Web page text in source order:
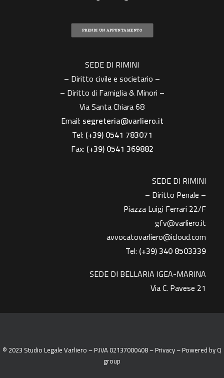
PRENDI UN APPUNTAMENTO
SEDE DI RIMINI
– Diritto civile e societario –
– Diritto di Famiglia & Minori –
Via Santa Chiara 68
Email: segreteria@varliero.it
Tel: (+39) 0541 783071
Fax: (+39)0541 369882
SEDE DI RIMINI
– Diritto Penale –
Piazza Luigi Ferrari 22/F
gfv@varliero.it
avvocatovarliero@icloud.com
Tel: (+39) 340 8503339
SEDE DI BELLARIA IGEA-MARINA
Via C. Pavese 21
© 2023 Studio Legale Varliero – P.IVA 02137000408 –Privacy– Powered byQ
group